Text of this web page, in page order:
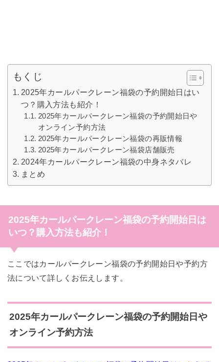
もくじ
2025年カールパークレーン福袋の予約開始日はい
つ？購入方法も紹介！
2025年カールパークレーン福袋の予約開始日や
オンライン予約方法
2025年カールパークレーン福袋の再販情報
2025年カールパークレーン福袋店舗販売
2024年カールパークレーン福袋の中身ネタバレ
まとめ
2025年カールパークレーン福袋の予約開始日は
いつ？購入方法も紹介！
ここではカールパークレーン福袋の予約開始日や予約方
法について詳しくお伝えします。
2025年カールパークレーン福袋の予約開始日や
オンライン予約方法